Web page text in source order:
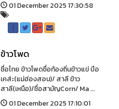
01 December 2025 17:30:58
ข้าวโพด
ชื่อไทย ข้าวโพดชื่อท้องถิ่นข้าวแข่ บือ
เคส่ะ(แม่ฮ่องสอน)/ สาลี ข้าว
สาลี(เหนือ)/ชื่อสามัญCorn/ Ma ...
01 December 2025 17:10:01